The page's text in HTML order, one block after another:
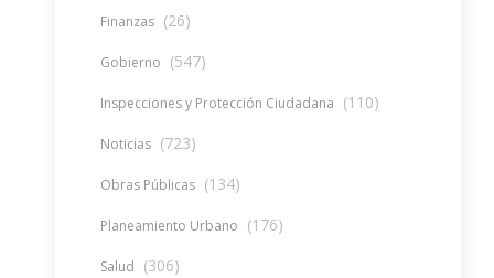
Finanzas (26)
Gobierno (547)
Inspecciones y Protección Ciudadana (110)
Noticias (723)
Obras Públicas (134)
Planeamiento Urbano (176)
Salud (306)